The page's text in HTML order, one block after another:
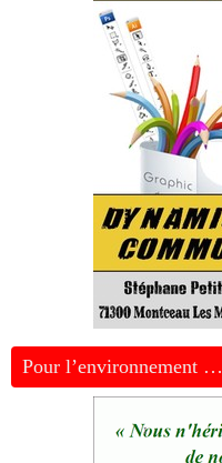
Pour l’environnement …